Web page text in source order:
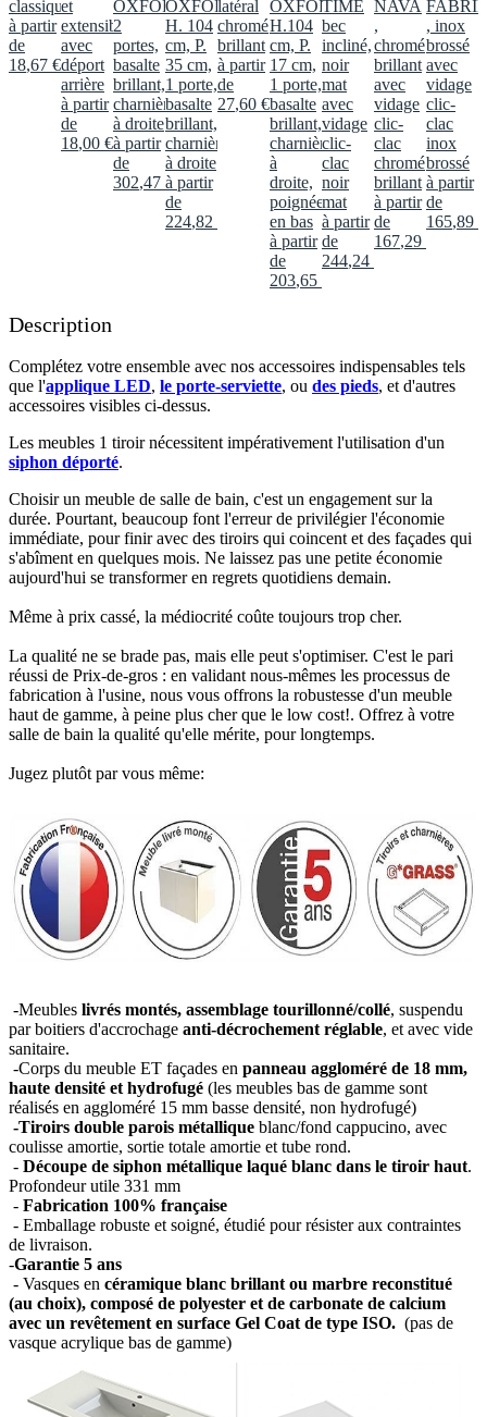
classique
à partir
de
18,67 €
et
extensible
avec
déport
arrière
à partir
de
18,00 €
OXFORD
2
portes,
basalte
brillant,
charnières
à droite
à partir
de
302,47 €
OXFORD,
H. 104
cm, P.
35 cm,
1 porte,
basalte
brillant,
charnières
à droite
à partir
de
224,82
latéral
chromé
brillant
à partir
de
27,60 €
OXFORD,
H.104
cm, P.
17 cm,
1 porte,
basalte
brillant,
charnières
à
droite,
poignée
en bas
à partir
de
203,65
TIME
bec
incliné,
noir
mat
avec
vidage
clic-
clac
noir
mat
à partir
de
244,24
NAVA
,
chromé
brillant
avec
vidage
clic-
clac
chromé
brillant
à partir
de
167,29
, inox
brossé
avec
vidage
clic-
clac
inox
brossé
à partir
de
165,89
Description
Complétez votre ensemble avec nos accessoires indispensables tels
que l'applique LED, le porte-serviette, ou des pieds, et d'autres
accessoires visibles ci-dessus.​
Les meubles 1 tiroir nécessitent impérativement l'utilisation d'un
siphon déporté.​
Choisir un meuble de salle de bain, c'est un engagement sur la
durée. Pourtant, beaucoup font l'erreur de privilégier l'économie
immédiate, pour finir avec des tiroirs qui coincent et des façades qui
s'abîment en quelques mois. Ne laissez pas une petite économie
aujourd'hui se transformer en regrets quotidiens demain.
Même à prix cassé, la médiocrité coûte toujours trop cher.
La qualité ne se brade pas, mais elle peut s'optimiser. C'est le pari
réussi de Prix-de-gros : en validant nous-mêmes les processus de
fabrication à l'usine, nous vous offrons la robustesse d'un meuble
haut de gamme, à peine plus cher que le low cost!. Offrez à votre
salle de bain la qualité qu'elle mérite, pour longtemps.
Jugez plutôt par vous même:
-Meubles livrés montés, assemblage tourillonné/collé, suspendu
par boitiers d'accrochage anti-décrochement réglable, et avec vide
sanitaire.
-Corps du meuble ET façades en panneau aggloméré de 18 mm,
haute densité et hydrofugé (les meubles bas de gamme sont
réalisés en aggloméré 15 mm basse densité, non hydrofugé)
-Tiroirs double parois métallique blanc/fond cappucino, avec
coulisse amortie, sortie totale amortie et tube rond.
- Découpe de siphon métallique laqué blanc dans le tiroir haut.
Profondeur utile 331 mm
- Fabrication 100% française
- Emballage robuste et soigné, étudié pour résister aux contraintes
de livraison.
-Garantie 5 ans
- Vasques en céramique blanc brillant ou marbre reconstitué
(au choix), composé de polyester et de carbonate de calcium
avec un revêtement en surface Gel Coat de type ISO. (pas de
vasque acrylique bas de gamme)